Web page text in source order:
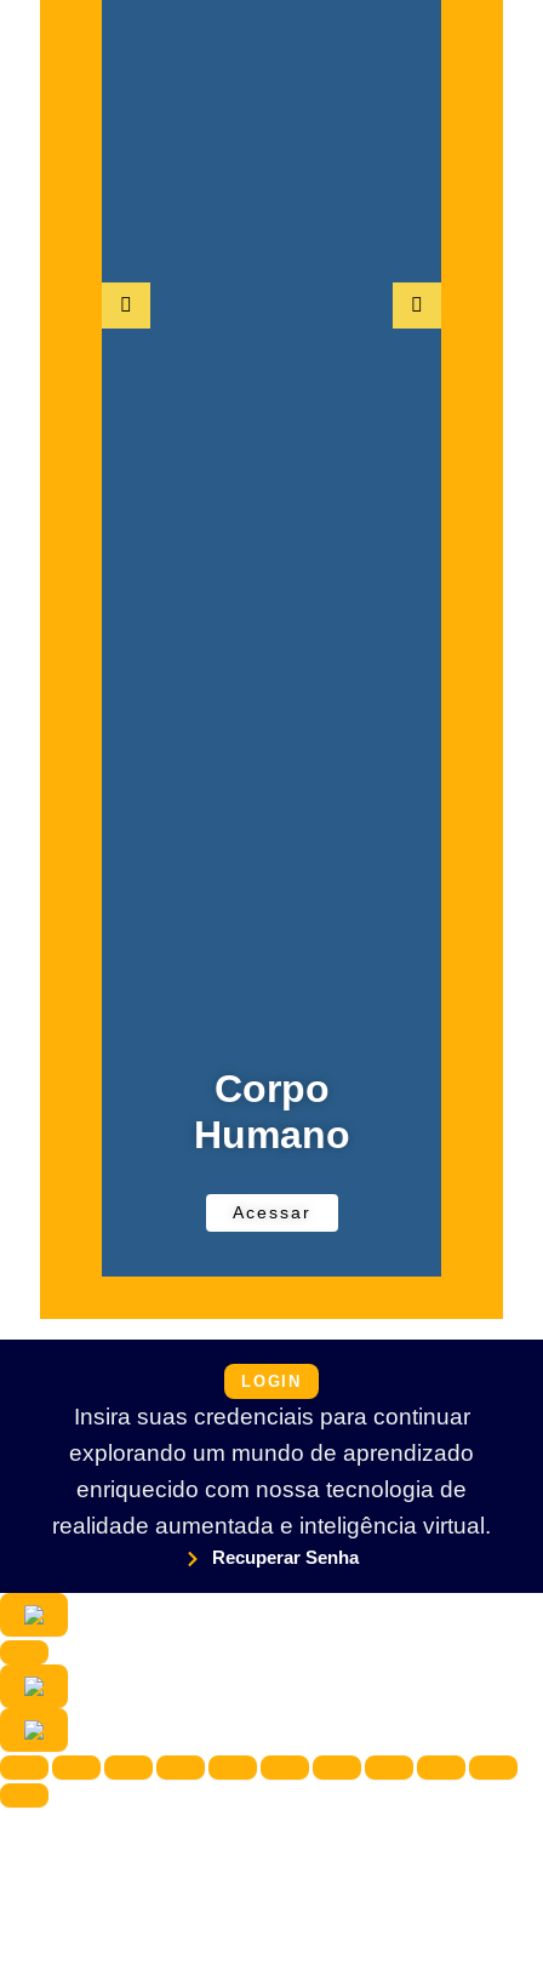
Corpo
Humano
Acessar
LOGIN
Insira suas credenciais para continuar
explorando um mundo de aprendizado
enriquecido com nossa tecnologia de
realidade aumentada e inteligência virtual.
Recuperar Senha